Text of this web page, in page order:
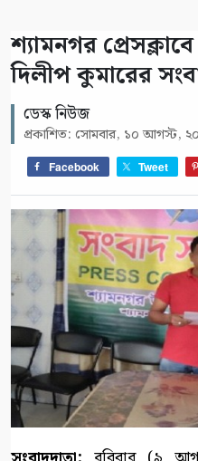
শ্যামনগর
দিলীপ কুমারের
ডেস্ক নিউজ
প্রকাশিত: সোমবার, ১০ আগস্ট,
Facebook Tweet